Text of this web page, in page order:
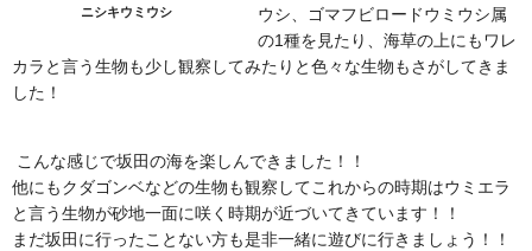
ニシキウミウシ
ウシ、ゴマフビロードウミウシ属
の1種を見たり、海草の上にもワレ
カラと言う生物も少し観察してみたりと色々な生物もさがしてきま
した！
こんな感じで坂田の海を楽しんできました！！
他にもクダゴンベなどの生物も観察してこれからの時期はウミエラ
と言う生物が砂地一面に咲く時期が近づいてきています！！
まだ坂田に行ったことない方も是非一緒に遊びに行きましょう！！